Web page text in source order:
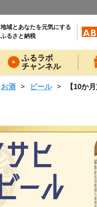
地域とあなたを元気にする
ふるさと納税
ふるラボ
チャンネル
お酒 ビール 【10か